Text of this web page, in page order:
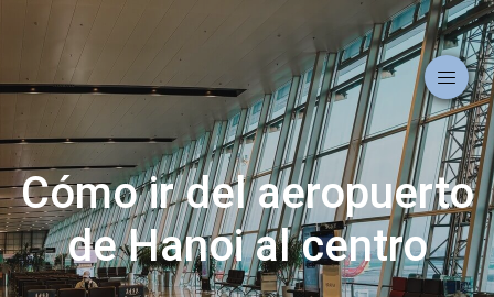
Cómo ir del aeropuerto
de Hanoi al centro